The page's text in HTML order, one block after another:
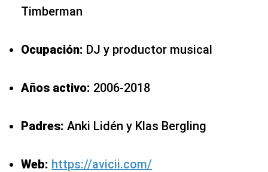
Timberman
Ocupación: DJ y productor musical
Años activo: 2006-2018
Padres: Anki Lidén y Klas Bergling
Web: https://avicii.com/